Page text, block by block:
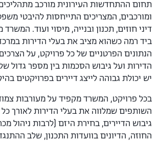
תחום ההתחדשות העירונית מורכב
ומורכבים, המצריכים התייחסות להיבטי
דיני חוזים, תכנון ובנייה, מיסוי ועוד.
ביד רמה כשהוא מציב את בעלי הדירות
הנתונים הפרטניים של כל פרויקט, על
הדירות ועל גיבוש הסכמות בין מספר גדול
יש יכולת גבוהה לייצג דיירים בפרויקטים
בכל פרויקט, המשרד מקפיד על מעורבות
השותפים שמלווה את בעלי הדירות לאורך
גיבוש הדיירים, בחירת היזם (לרבות ניהול
החוזה, הדיונים בוועדות התכנון, שלב